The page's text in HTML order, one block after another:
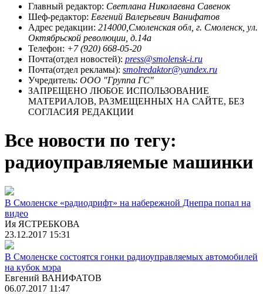
Главный редактор: Светлана Николаевна Савенок
Шеф-редактор: Евгений Валерьевич Ванифатов
Адрес редакции: 214000,Смоленская обл, г. Смоленск, ул.
Октябрьской революции, д.14а
Телефон: +7 (920) 668-05-20
Почта(отдел новостей): press@smolensk-i.ru
Почта(отдел рекламы): smolredaktor@yandex.ru
Учредитель: ООО "Группа ГС"
ЗАПРЕЩЕНО ЛЮБОЕ ИСПОЛЬЗОВАНИЕ
МАТЕРИАЛОВ, РАЗМЕЩЕННЫХ НА САЙТЕ, БЕЗ
СОГЛАСИЯ РЕДАКЦИИ
Все новости по тегу:
радиоуправляемые машинки
В Смоленске «радиодрифт» на набережной Днепра попал на
видео
Ия ЯСТРЕБКОВА
23.12.2017 15:31
В Смоленске состоятся гонки радиоуправляемых автомобилей
на кубок мэра
Евгений ВАНИФАТОВ
06.07.2017 11:47